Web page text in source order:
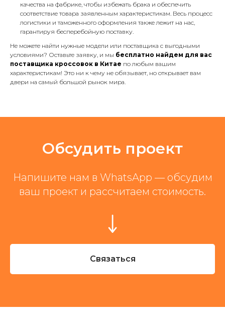
качества на фабрике, чтобы избежать брака и обеспечить
соответствие товара заявленным характеристикам. Весь процесс
логистики и таможенного оформления также лежит на нас,
гарантируя бесперебойную поставку.
Не можете найти нужные модели или поставщика с выгодными
условиями? Оставьте заявку, и мы бесплатно найдем для вас
поставщика кроссовок в Китае по любым вашим
характеристикам! Это ни к чему не обязывает, но открывает вам
двери на самый большой рынок мира.
Обсудить проект
Напишите нам в WhatsApp — обсудим
ваш проект и рассчитаем стоимость.
Связаться